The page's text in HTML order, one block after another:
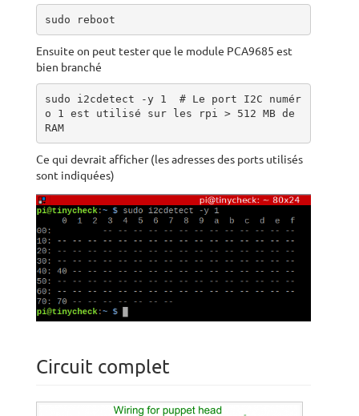
sudo reboot
Ensuite on peut tester que le module PCA9685 est
bien branché
sudo i2cdetect -y 1  # Le port I2C numér
o 1 est utilisé sur les rpi > 512 MB de
RAM
Ce qui devrait afficher (les adresses des ports utilisés
sont indiquées)
Circuit complet